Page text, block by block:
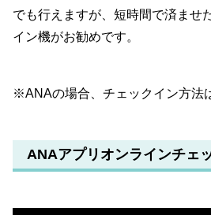
でも行えますが、短時間で済ませ
イン機がお勧めです。
※ANAの場合、チェックイン方法
ANAアプリオンラインチェ